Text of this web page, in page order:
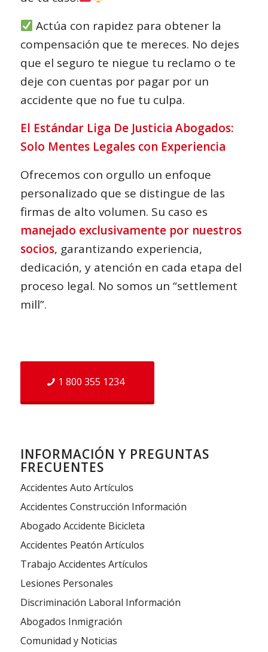
Actúa con rapidez para obtener la
compensación que te mereces. No dejes
que el seguro te niegue tu reclamo o te
deje con cuentas por pagar por un
accidente que no fue tu culpa.
El Estándar Liga De Justicia Abogados:
Solo Mentes Legales con Experiencia
Ofrecemos con orgullo un enfoque
personalizado que se distingue de las
firmas de alto volumen. Su caso es
manejado exclusivamente por nuestros
socios, garantizando experiencia,
dedicación, y atención en cada etapa del
proceso legal. No somos un “settlement
mill”.
1 800 355 1234
INFORMACIÓN Y PREGUNTAS
FRECUENTES
Accidentes Auto Artículos
Accidentes Construcción Información
Abogado Accidente Bicicleta
Accidentes Peatón Artículos
Trabajo Accidentes Artículos
Lesiones Personales
Discriminación Laboral Información
Abogados Inmigración
Comunidad y Noticias